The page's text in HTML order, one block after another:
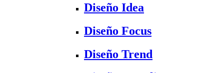
Diseño Idea
Diseño Focus
Diseño Trend